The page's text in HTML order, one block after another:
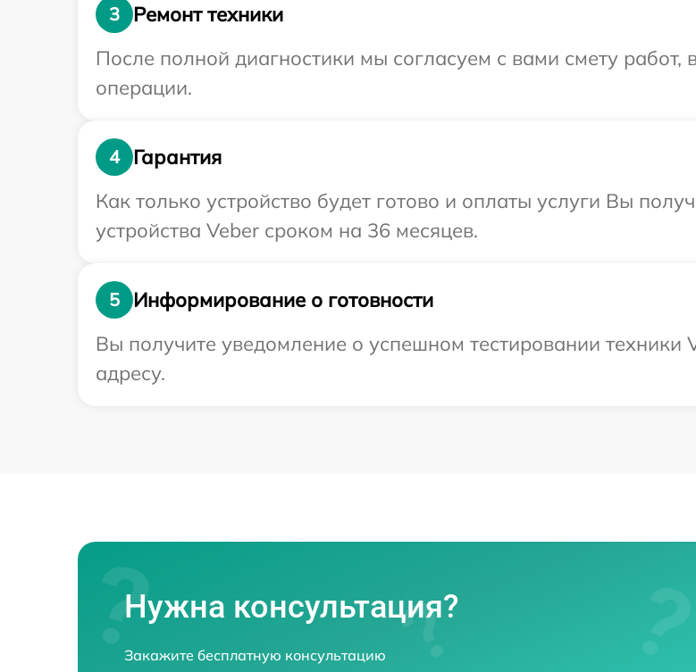
3
Ремонт техники
После полной диагностики мы согласуем с вами смету
операции.
4
Гарантия
Как только устройство будет готово и оплаты услуги Вы
устройства Veber сроком на 36 месяцев.
5
Информирование о готовности
Вы получите уведомление о успешном тестировании техники
адресу.
Нужна консультация?
Закажите бесплатную консультацию